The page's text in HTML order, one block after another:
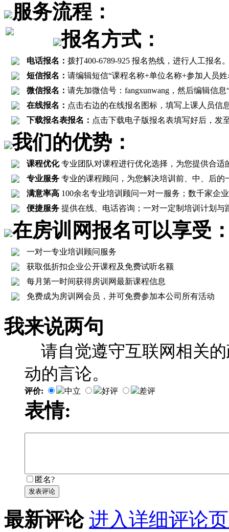
服务流程：
报名方式：
电话报名： 拨打400-6789-925 报名热线，进行人工报
短信报名： 请编辑短信“课程名称+单位名称+参加人员
微信报名： 请先加微信号：fangxunwang，然后编辑信
在线报名： 点击右边的在线报名图标，填写上课人员信
下载报名表报名： 点击下载电子版报名表填写好后，发
我们的优势：
课程优化专业团队对课程进行优化选择，为您提供合适
专业服务 专业的课程顾问，为您解决培训前、中、后的
满意率高 100余名专业培训顾问一对一服务；数千家企
便捷服务 提供在线、电话咨询；一对一定制培训计划
在房训网报名可以享受
一对一专业培训顾问服务
获取低折扣企业公开课程及免费试听名额
每月第一时间获得房训网最新课程信息
免费成为房训网会员，并可免费参加本公司所有活动
我来说两句
请自觉遵守互联网相关
动的言论。
评价: 中立 好评 差评
表情:
匿名?
发表评论
最新评论 进入详细评论